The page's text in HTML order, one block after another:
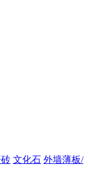
文化石 外墙薄板/